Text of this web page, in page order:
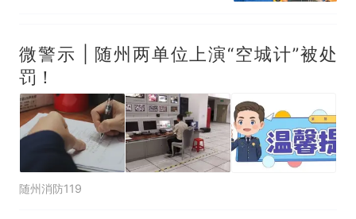
微警示 | 随州两单位上演“空城计”被处
罚！
随州消防119